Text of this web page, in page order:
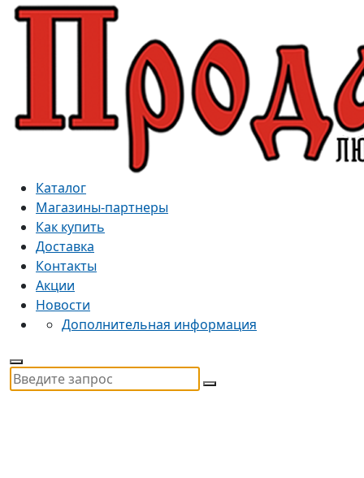
Каталог
Магазины-партнеры
Как купить
Доставка
Контакты
Акции
Новости
Дополнительная информация